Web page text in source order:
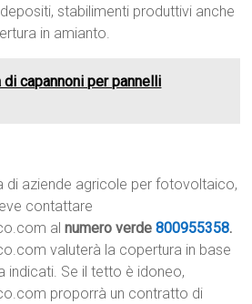
stabilimenti produttivi anche
in amianto.
capannoni per pannelli
di aziende agricole per fotovoltaico,
contattare
alnumero verde800955358.
valuterà la copertura in base
indicati. Se il tetto è idoneo,
proporrà un contratto di